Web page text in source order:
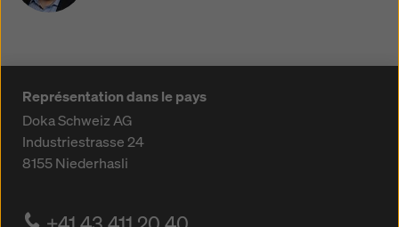
Représentation dans le pays
Doka Schweiz AG
Industriestrasse 24
8155Niederhasli